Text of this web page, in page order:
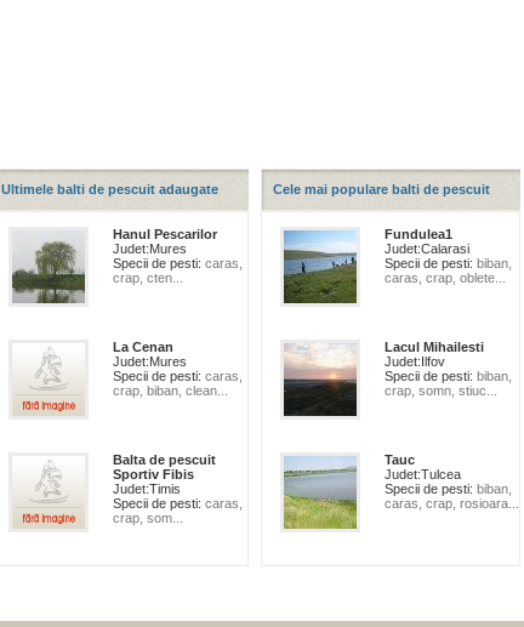
Ultimele balti de pescuit adaugate
Hanul Pescarilor
Judet:Mures
Specii de pesti: caras,
crap, cten...
La Cenan
Judet:Mures
Specii de pesti: caras,
crap, biban, clean...
Balta de pescuit
Sportiv Fibis
Judet:Timis
Specii de pesti: caras,
crap, som...
Cele mai populare balti de pescuit
Fundulea1
Judet:Calarasi
Specii de pesti: biban,
caras, crap, oblete...
Lacul Mihailesti
Judet:Ilfov
Specii de pesti: biban,
crap, somn, stiuc...
Tauc
Judet:Tulcea
Specii de pesti: biban,
caras, crap, rosioara...